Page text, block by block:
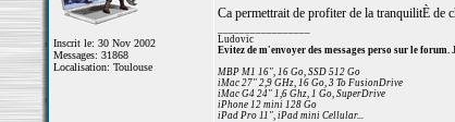
Inscrit le: 30 Nov 2002
Messages: 31868
Localisation: Toulouse
Ca permettrait de profiter de la tranquilitÈ de
Ludovic
Evitez de m'envoyer des messages perso sur le forum.
MBP M1 16", 16 Go, SSD 512 Go
iMac 27" 2,9 GHz, 16 Go, 3 To FusionDrive
iMac G4 24" 1,6 Ghz, 1 Go, SuperDrive
iPhone 12 mini 128 Go
iPad Pro 11", iPad mini Cellular...